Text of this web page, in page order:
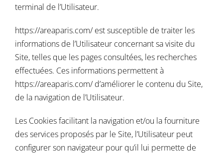
terminal de l’Utilisateur.
https://areaparis.com/est susceptible de traiter les
informations de l’Utilisateur concernant sa visite du
Site, telles que les pages consultées, les recherches
effectuées. Ces informations permettent à
https://areaparis.com/d’améliorer le contenu du Site,
de la navigation de l’Utilisateur.
Les Cookies facilitant la navigation et/ou la fourniture
des services proposés par le Site, l’Utilisateur peut
configurer son navigateur pour qu’il lui permette de